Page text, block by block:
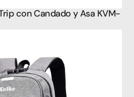
con Candado y Asa KVM-